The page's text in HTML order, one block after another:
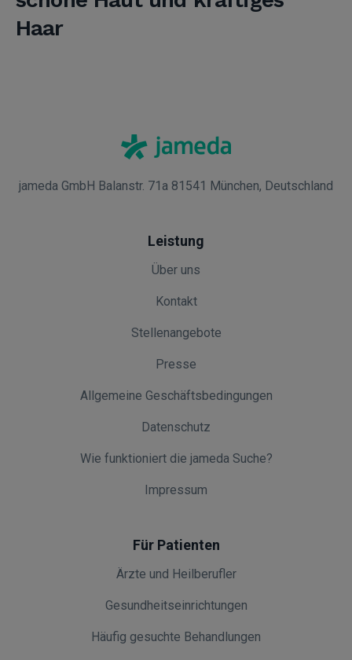
Haar
jameda GmbH Balanstr. 71a 81541 München, Deutschland
Leistung
Über uns
Kontakt
Stellenangebote
Presse
Allgemeine Geschäftsbedingungen
Datenschutz
Wie funktioniert die jameda Suche?
Impressum
Für Patienten
Ärzte und Heilberufler
Gesundheitseinrichtungen
Häufig gesuchte Behandlungen